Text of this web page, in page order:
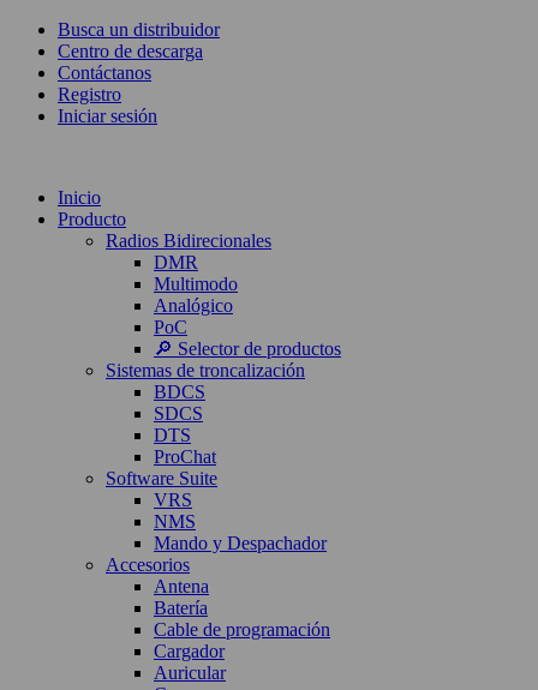
Busca un distribuidor
Centro de descarga
Contáctanos
Registro
Iniciar sesión
Inicio
Producto
Radios Bidirecionales
DMR
Multimodo
Analógico
PoC
🔎 Selector de productos
Sistemas de troncalización
BDCS
SDCS
DTS
ProChat
Software Suite
VRS
NMS
Mando y Despachador
Accesorios
Antena
Batería
Cable de programación
Cargador
Auricular